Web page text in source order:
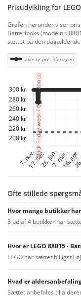
Prisudvikling for
Grafen herunder viser
Batteriboks (modelnr.
sættet på den
Laveste pris på dagen
Ofte stillede
Hvor mange butikker
3 ud af 4 butikker har
Hvor er LEGO 88015 -
LEGO har sættet billigst i
Hvad er
Sættet anbefales til